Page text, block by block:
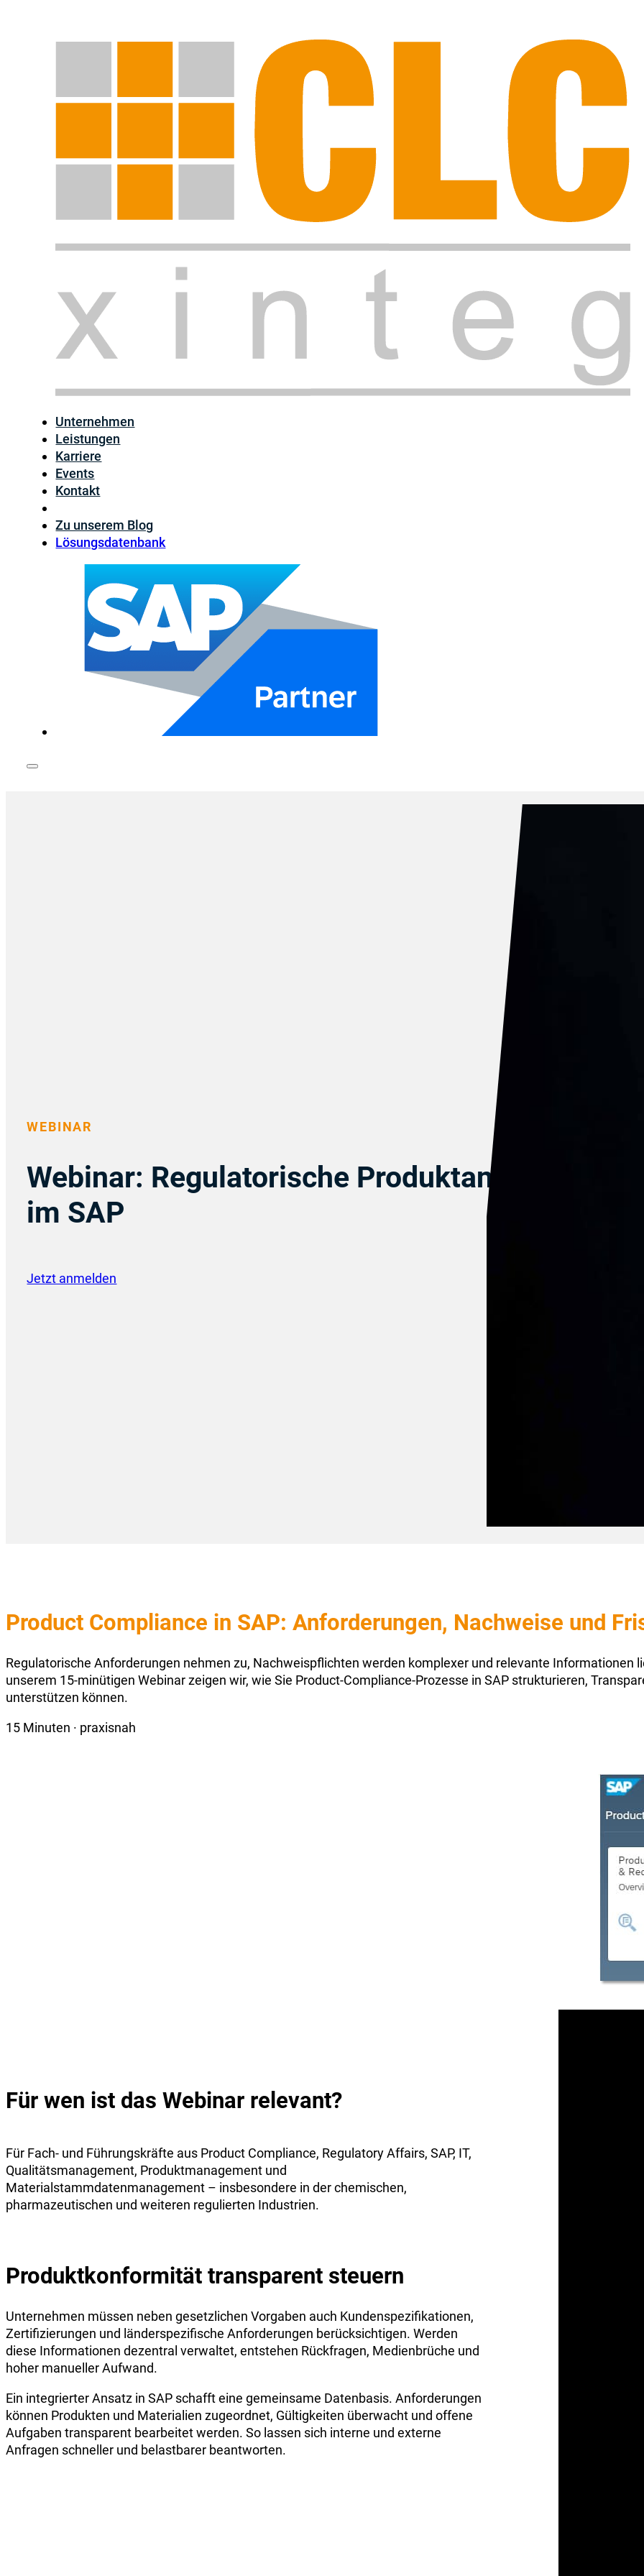
Unternehmen
Leistungen
Karriere
Events
Kontakt
Zu unserem Blog
Lösungsdatenbank
WEBINAR
Webinar: Regulatorische
im SAP
Jetzt anmelden
Product Compliance in SAP: Anforderungen, Nachweise und
Regulatorische Anforderungen nehmen zu, Nachweispflichten werden komplexer und relevante
unserem 15-minütigen Webinar zeigen wir, wie Sie Product-Compliance-Prozesse in SAP strukturieren,
unterstützen können.
15 Minuten · praxisnah
Für wen ist das Webinar relevant?
Für Fach- und Führungskräfte aus Product Compliance, Regulatory Affairs, SAP, IT,
Qualitätsmanagement, Produktmanagement und
Materialstammdatenmanagement – insbesondere in der chemischen,
pharmazeutischen und weiteren regulierten Industrien.
Produktkonformität transparent steuern
Unternehmen müssen neben gesetzlichen Vorgaben auch Kundenspezifikationen,
Zertifizierungen und länderspezifische Anforderungen berücksichtigen. Werden
diese Informationen dezentral verwaltet, entstehen Rückfragen, Medienbrüche und
hoher manueller Aufwand.
Ein integrierter Ansatz in SAP schafft eine gemeinsame Datenbasis. Anforderungen
können Produkten und Materialien zugeordnet, Gültigkeiten überwacht und offene
Aufgaben transparent bearbeitet werden. So lassen sich interne und externe
Anfragen schneller und belastbarer beantworten.